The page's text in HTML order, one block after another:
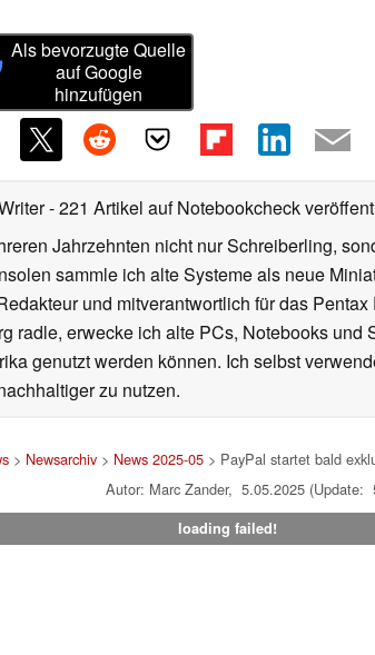
Als bevorzugte Quelle
auf Google
hinzufügen
- 221 Artikel auf Notebookcheck
Jahrzehnten nicht nur Schreiberling,
sammle ich alte Systeme als neue
und mitverantwortlich für das
radle, erwecke ich alte PCs, Notebooks
genutzt werden können. Ich selbst
zu nutzen.
> Newsarchiv> News 2025-05> PayPal startet bald
Autor: Marc Zander, 5.05.2025 (Update:
loading failed!